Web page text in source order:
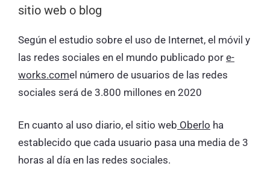
sitio web o blog
Según el estudio sobre el uso de Internet, el móvil y
las redes sociales en el mundo publicado por e-
works.comel número de usuarios de las redes
sociales será de 3.800 millones en 2020
En cuanto al uso diario, el sitio web Oberlo ha
establecido que cada usuario pasa una media de 3
horas al día en las redes sociales.